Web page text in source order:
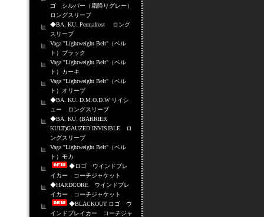
ゴ シルバー（霜降りグレー）
ロングスリーブ
◆BA. KU. Permafrost ロング
スリーブ
Vaga "Lightweight Belt"（ベル
ト）ブラック
Vaga "Lightweight Belt"（ベル
ト）カーキ
Vaga "Lightweight Belt"（ベル
ト）オリーブ
◆BA. KU. D.M.O.D.W リイシ
ュー ロングスリーブ
◆BA. KU. (BARRIER
KULT)GAUZED INVISIBLE ロ
ングスリーブ
Vaga "Lightweight Belt"（ベル
ト）モカ
◆ロゴ ウインドブレ
イカー コーチジャケット
◆HARDCORE ウインドブレ
イカー コーチジャケット
◆BLACKOUT ロゴ ウ
インドブレイカー コーチジャ